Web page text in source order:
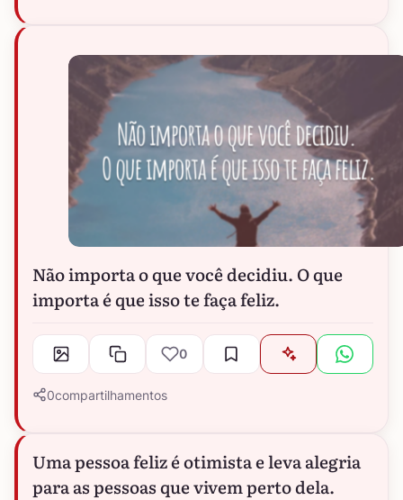
Não importa o que você decidiu. O que
importa é que isso te faça feliz.
0
0compartilhamentos
Uma pessoa feliz é otimista e leva alegria
para as pessoas que vivem perto dela.